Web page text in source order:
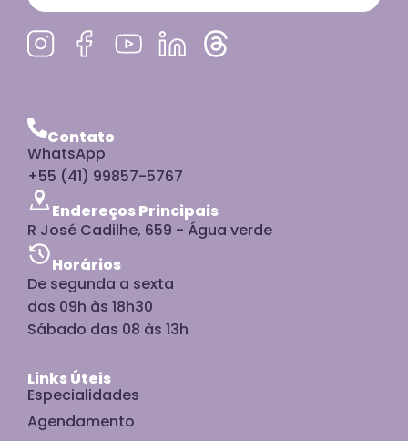
Contato
WhatsApp
+55 (41) 99857-5767
Endereços Principais
R José Cadilhe, 659 - Água verde
Horários
De segunda a sexta
das 09h às 18h30
Sábado das 08 às 13h
Links Úteis
Especialidades
Agendamento